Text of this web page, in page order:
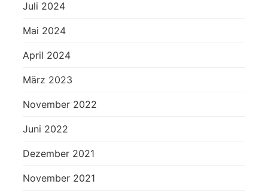
Juli 2024
Mai 2024
April 2024
März 2023
November 2022
Juni 2022
Dezember 2021
November 2021